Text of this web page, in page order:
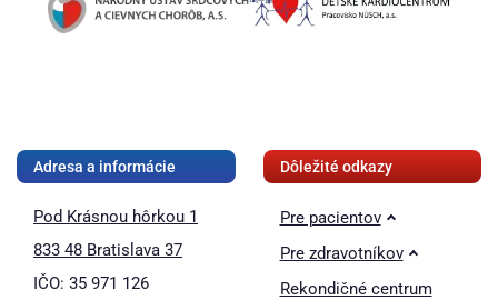
Adresa a informácie
Pod Krásnou hôrkou 1
833 48 Bratislava 37
IČO: 35 971 126
Dôležité odkazy
Pre pacientov
Pre zdravotníkov
Rekondičné centrum
❚❚